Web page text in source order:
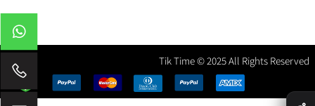
Tik Time © 2025 All Rights Reserved